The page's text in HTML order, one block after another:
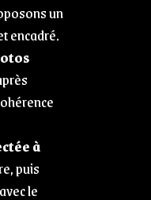
un
encadré.
à
puis
le